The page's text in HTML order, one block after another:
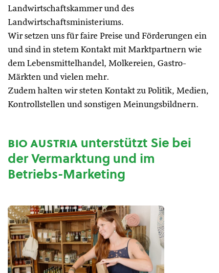
Landwirtschaftskammer und des
Landwirtschaftsministeriums.
Wir setzen uns für faire Preise und Förderungen ein
und sind in stetem Kontakt mit Marktpartnern wie
dem Lebensmittelhandel, Molkereien, Gastro-
Märkten und vielen mehr.
Zudem halten wir steten Kontakt zu Politik, Medien,
Kontrollstellen und sonstigen Meinungsbildnern.
bio austriaunterstützt Sie bei
der Vermarktung und im
Betriebs-Marketing